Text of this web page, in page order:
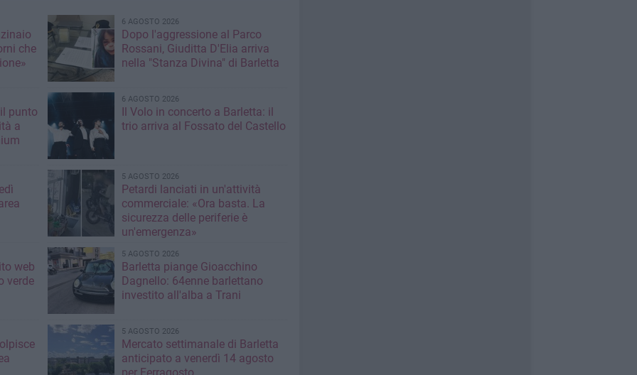
che
6 AGOSTO 2026
Dopo l'aggressione al Parco
Rossani, Giuditta D'Elia arriva
nella "Stanza Divina" di Barletta
punto
a
6 AGOSTO 2026
Il Volo in concerto a Barletta: il
trio arriva al Fossato del Castello
5 AGOSTO 2026
Petardi lanciati in un'attività
commerciale: «Ora basta. La
sicurezza delle periferie è
un'emergenza»
web
verde
5 AGOSTO 2026
Barletta piange Gioacchino
Dagnello: 64enne barlettano
investito all'alba a Trani
5 AGOSTO 2026
Mercato settimanale di Barletta
anticipato a venerdì 14 agosto